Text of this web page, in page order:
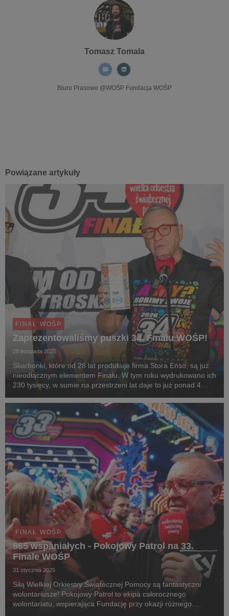
Tomasz Tomala
Biuro Prasowe @WOŚP Fundacja WOŚP
Powiązane artykuły
FINAŁ WOŚP
Zaprezentowaliśmy puszki 34. Finału WOŚP!
28 listopada 2025
Skarbonki, które od 28 lat produkuje firma Stora Enso, są już
nieodłącznym elementem Finału. W tym roku wydrukowano ich
230 tysięcy, w sumie na przestrzeni lat daje to już ponad 4
FINAŁ WOŚP
665 wspaniałych - Pokojowy Patrol na 33.
Finale WOŚP
31 stycznia 2025
Siłą Wielkiej Orkiestry Świątecznej Pomocy są fantastyczni
wolontariusze! Pokojowy Patrol to ekipa całorocznego
wolontariatu, wspierająca Fundację przy okazji różnego